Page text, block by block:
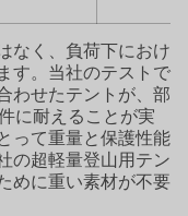
なく、負荷下におけ
す。当社のテストで
わせたテントが、部
に耐えることが実
って重量と保護性能
の超軽量登山用テン
めに重い素材が不要